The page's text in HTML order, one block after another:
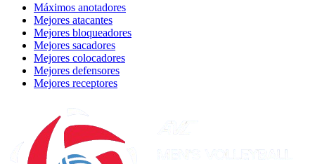
Máximos anotadores
Mejores atacantes
Mejores bloqueadores
Mejores sacadores
Mejores colocadores
Mejores defensores
Mejores receptores